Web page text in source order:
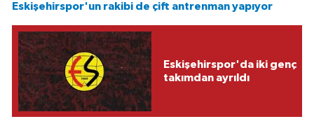
Eskişehirspor'un rakibi de çift antrenman yapıyor
Eskişehirspor'da iki genç
takımdan ayrıldı